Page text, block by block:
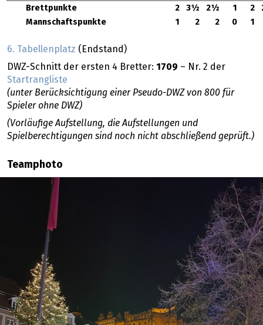
Brettpunkte 2 3½ 2½ 1 2
Mannschaftspunkte
1 2 2 0 1
6. Tabellenplatz (Endstand)
DWZ-Schnitt der ersten 4 Bretter: 1709 – Nr. 2 der
Startrangliste
(unter Berücksichtigung einer Pseudo-DWZ von 800 für
Spieler ohne DWZ)
(Vorläufige Aufstellung, die Aufstellungen und
Spielberechtigungen sind noch nicht abschließend geprüft.)
Teamphoto